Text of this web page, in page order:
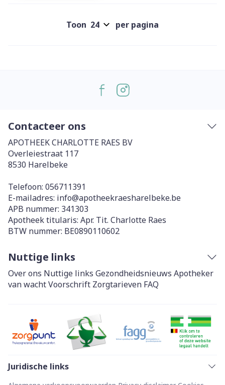
Toon per pagina
Contacteer ons
APOTHEEK CHARLOTTE RAES BV
Overleiestraat 117
8530 Harelbeke
Telefoon: 056711391
E-mailadres: info@apotheekraesharelbeke.be
APB nummer: 341303
Apotheek titularis: Apr. Tit. Charlotte Raes
BTW nummer: BE0890110602
Nuttige links
Over ons Nuttige links Gezondheidsnieuws Apotheker
van wachtVoorschrift Zorgtarieven FAQ
Juridische links